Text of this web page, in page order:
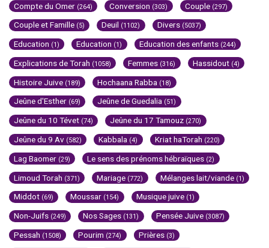
Compte du Omer (264) Conversion (303) Couple (297)
Couple et Famille (5) Deuil (1102) Divers (5037)
Education (1) Education (1) Education des enfants (244)
Explications de Torah (1058) Femmes (316) Hassidout (4)
Histoire Juive (189) Hochaana Rabba (18)
Jeûne d'Esther (69) Jeûne de Guedalia (51)
Jeûne du 10 Tévet (74) Jeûne du 17 Tamouz (270)
Jeûne du 9 Av (582) Kabbala (4) Kriat haTorah (220)
Lag Baomer (29) Le sens des prénoms hébraïques (2)
Limoud Torah (371) Mariage (772) Mélanges lait/viande (1)
Middot (69) Moussar (154) Musique juive (1)
Non-Juifs (249) Nos Sages (131) Pensée Juive (3087)
Pessah (1508) Pourim (274) Prières (3)